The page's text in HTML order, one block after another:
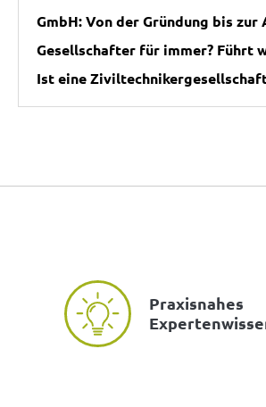
GmbH: Von der Gründung bis zur
Gesellschafter für immer? Führt
Ist eine
Praxisnahes